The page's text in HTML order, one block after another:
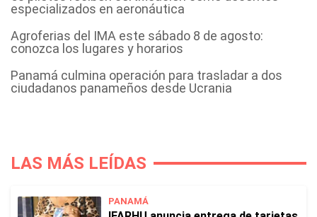
especializados en aeronáutica
Agroferias del IMA este sábado 8 de agosto:
conozca los lugares y horarios
Panamá culmina operación para trasladar a dos
ciudadanos panameños desde Ucrania
LAS MÁS LEÍDAS
PANAMÁ